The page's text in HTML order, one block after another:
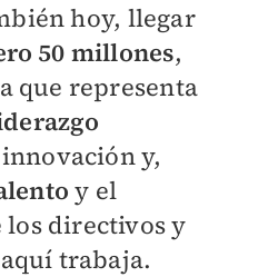
hoy, llegar
50 millones,
que representa
y,
y el
directivos y
trabaja.